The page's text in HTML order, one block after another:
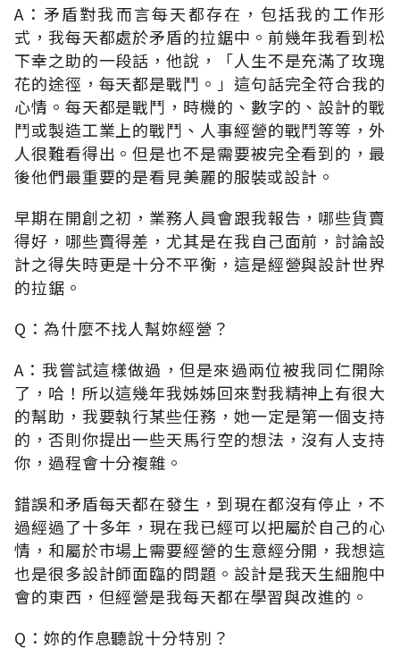
A：矛盾對我而言每天都存在，包括我的工作形
式，我每天都處於矛盾的拉鋸中。前幾年我看到松
下幸之助的一段話，他說，「人生不是充滿了玫瑰
花的途徑，每天都是戰鬥。」這句話完全符合我的
心情。每天都是戰鬥，時機的、數字的、設計的戰
鬥或製造工業上的戰鬥、人事經營的戰鬥等等，外
人很難看得出。但是也不是需要被完全看到的，最
後他們最重要的是看見美麗的服裝或設計。
早期在開創之初，業務人員會跟我報告，哪些貨賣
得好，哪些賣得差，尤其是在我自己面前，討論設
計之得失時更是十分不平衡，這是經營與設計世界
的拉鋸。
Q：為什麼不找人幫妳經營？
A：我嘗試這樣做過，但是來過兩位被我同仁開除
了，哈！所以這幾年我姊姊回來對我精神上有很大
的幫助，我要執行某些任務，她一定是第一個支持
的，否則你提出一些天馬行空的想法，沒有人支持
你，過程會十分複雜。
錯誤和矛盾每天都在發生，到現在都沒有停止，不
過經過了十多年，現在我已經可以把屬於自己的心
情，和屬於市場上需要經營的生意經分開，我想這
也是很多設計師面臨的問題。設計是我天生細胞中
會的東西，但經營是我每天都在學習與改進的。
Q：妳的作息聽說十分特別？